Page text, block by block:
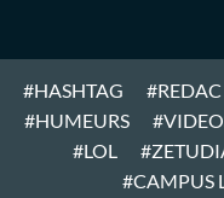
#HASHTAG #REDAC
#HUMEURS
#LOL
#CAMPUS